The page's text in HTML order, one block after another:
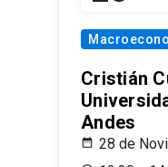
Cristián
Andes
28 de